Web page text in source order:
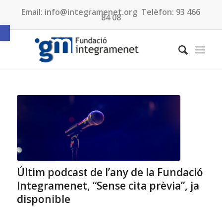
Obre la barra d'eines
Email: info@integramenet.org Telèfon: 93 466
84 08
Últim podcast de l’any de la Fundació
Integramenet, “Sense cita prèvia”, ja
disponible